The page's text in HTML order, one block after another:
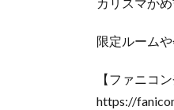
限定ルーム
【ファニコ
https://